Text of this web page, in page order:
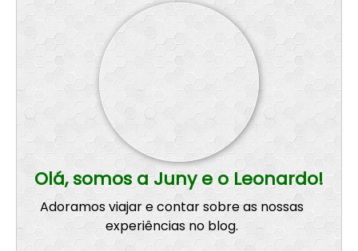
Olá, somos a Juny e o Leonardo!
Adoramos viajar e contar sobre as nossas
experiências no blog.